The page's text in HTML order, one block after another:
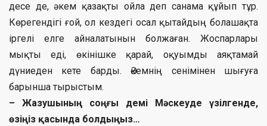
десе де, әкем қазақты ойла деп санама құйып тұр.
Көрегендігі ғой, ол кездегі осал қытайдың болашақта
іргелі елге айналатынын болжаған. Жоспарлары
мықты еді, өкінішке қарай, оқуымды аяқтамай
дүниеден кете барды. Әкемнің сенімінен шығуға
барынша тырыстым.
– Жазушының соңғы демі Мәскеуде үзілгенде,
өзіңіз қасында болдыңыз…